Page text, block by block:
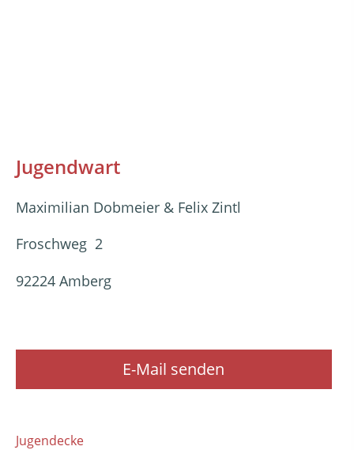
Jugendwart
Maximilian Dobmeier & Felix Zintl
Froschweg 2
92224 Amberg
E-Mail senden
Jugendecke